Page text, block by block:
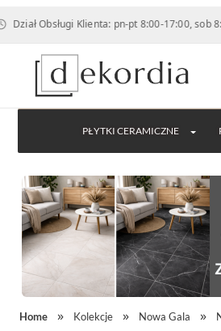
Klienta: pn-pt 8:00-17:00, sob 8:00-14:00
PŁYTKI CERAMICZNE
Home Kolekcje Nowa Gala